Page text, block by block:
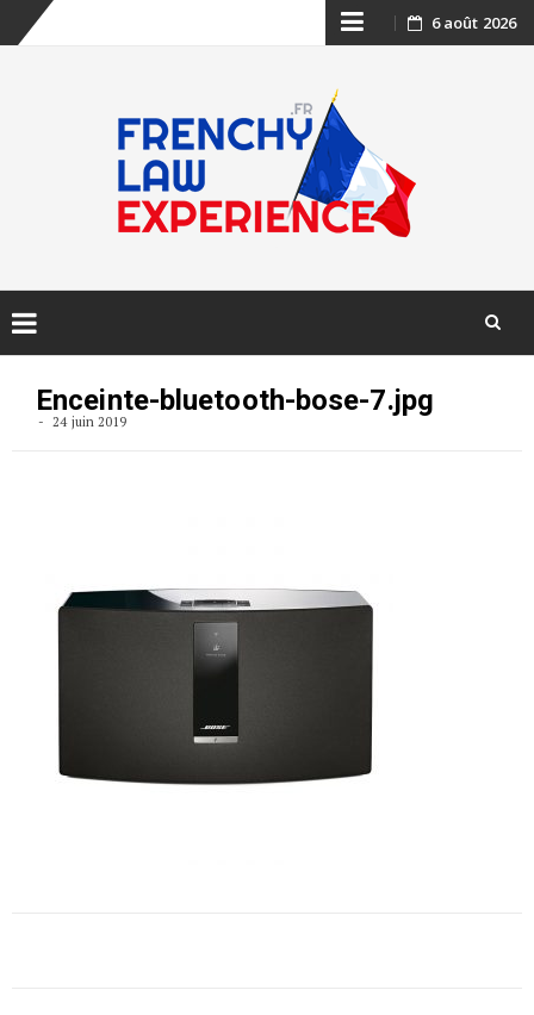
Skip
content
6 août 2026
content
Enceinte-bluetooth-bose-7.jpg
24 juin 2019